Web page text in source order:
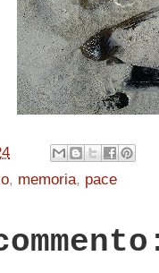
, memoria, pace